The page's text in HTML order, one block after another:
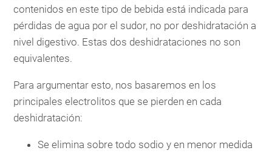
contenidos en este tipo de bebida está indicada para
pérdidas de agua por el sudor, no por deshidratación a
nivel digestivo. Estas dos deshidrataciones no son
equivalentes.
Para argumentar esto, nos basaremos en los
principales electrolitos que se pierden en cada
deshidratación:
Se elimina sobre todo sodio y en menor medida